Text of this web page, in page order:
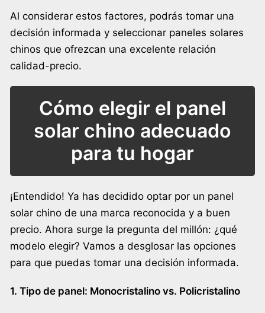
Al considerar estos factores, podrás tomar una
decisión informada y seleccionar paneles solares
chinos que ofrezcan una excelente relación
calidad-precio.
Cómo elegir el panel
solar chino adecuado
para tu hogar
¡Entendido! Ya has decidido optar por un panel
solar chino de una marca reconocida y a buen
precio. Ahora surge la pregunta del millón: ¿qué
modelo elegir? Vamos a desglosar las opciones
para que puedas tomar una decisión informada.
1. Tipo de panel: Monocristalino vs. Policristalino